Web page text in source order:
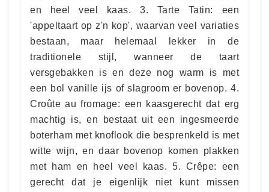
en heel veel kaas. 3. Tarte Tatin: een
'appeltaart op z'n kop', waarvan veel variaties
bestaan, maar helemaal lekker in de
traditionele stijl, wanneer de taart
versgebakken is en deze nog warm is met
een bol vanille ijs of slagroom er bovenop. 4.
Croûte au fromage: een kaasgerecht dat erg
machtig is, en bestaat uit een ingesmeerde
boterham met knoflook die besprenkeld is met
witte wijn, en daar bovenop komen plakken
met ham en heel veel kaas. 5. Crêpe: een
gerecht dat je eigenlijk niet kunt missen